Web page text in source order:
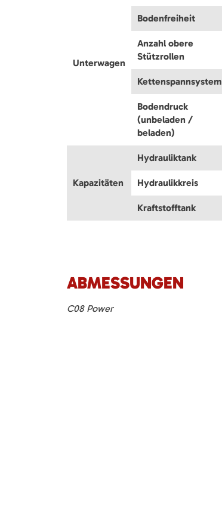
Unterwagen
Bodenfreiheit
Anzahl obere
Stützrollen
Kettenspannsystem
Bodendruck
(unbeladen /
beladen)
Kapazitäten
Hydrauliktank
Hydraulikkreis
Kraftstofftank
ABMESSUNGEN
C08 Power